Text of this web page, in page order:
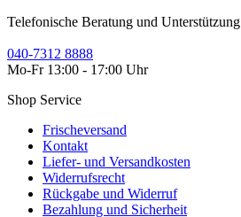
Telefonische Beratung und Unterstützung
040-7312 8888
Mo-Fr 13:00 - 17:00 Uhr
Shop Service
Frischeversand
Kontakt
Liefer- und Versandkosten
Widerrufsrecht
Rückgabe und Widerruf
Bezahlung und Sicherheit